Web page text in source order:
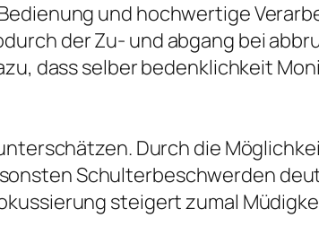
und hochwertige
der Zu- und abgang bei
dass selber bedenklichkeit
Durch die
Schulterbeschwerden
steigert zumal